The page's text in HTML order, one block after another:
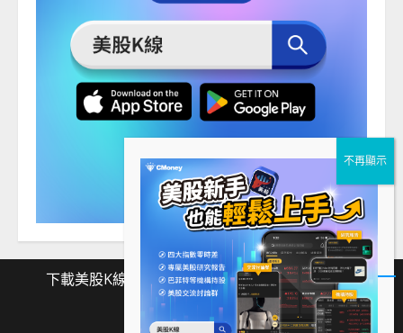
下載美股K線 Facebook Instagram Twitter
Facebook
Instagram
Twitter